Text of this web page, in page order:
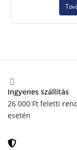
Ingyenes szállítás
26 000 Ft feletti
esetén